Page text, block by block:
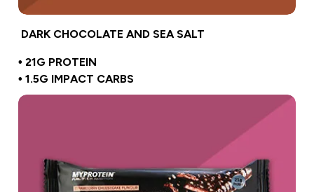
DARK CHOCOLATE AND SEA SALT
• 21G PROTEIN
• 1.5G IMPACT CARBS